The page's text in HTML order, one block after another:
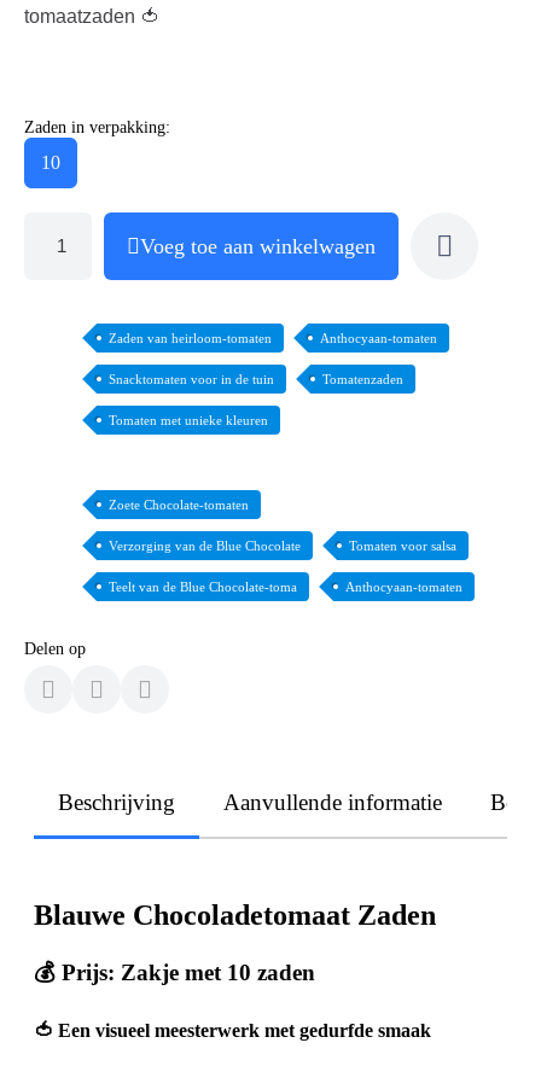
tomaatzaden 🍅
Zaden in verpakking:
10
Voeg toe aan winkelwagen
Zaden van heirloom-tomaten Anthocyaan-tomaten
Snacktomaten voor in de tuin Tomatenzaden
Tomaten met unieke kleuren
Zoete Chocolate-tomaten
Verzorging van de Blue Chocolate Tomaten voor salsa
Teelt van de Blue Chocolate-toma Anthocyaan-tomaten
Delen op
Beschrijving Aanvullende informatie
Blauwe Chocoladetomaat Zaden
💰 Prijs: Zakje met 10 zaden
🍅 Een visueel meesterwerk met gedurfde smaak